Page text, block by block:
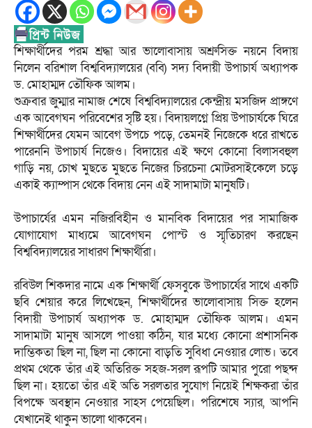
শিক্ষার্থীদের পরম শ্রদ্ধা আর ভালোবাসায় অশ্রুসিক্ত নয়নে বিদায়
নিলেন বরিশাল বিশ্ববিদ্যালয়ের (ববি) সদ্য বিদায়ী উপাচার্য অধ্যাপক
ড. মোহাম্মদ তৌফিক আলম।‎
‎শুক্রবার জুম্মার নামাজ শেষে বিশ্ববিদ্যালয়ের কেন্দ্রীয় মসজিদ প্রাঙ্গণে
এক আবেগঘন পরিবেশের সৃষ্টি হয়। বিদায়লগ্নে প্রিয় উপাচার্যকে ঘিরে
শিক্ষার্থীদের যেমন আবেগ উপচে পড়ে, তেমনই নিজেকে ধরে রাখতে
পারেননি উপাচার্য নিজেও। বিদায়ের এই ক্ষণে কোনো বিলাসবহুল
গাড়ি নয়, চোখ মুছতে মুছতে নিজের চিরচেনা মোটরসাইকেলে চড়ে
একাই ক্যাম্পাস থেকে বিদায় নেন এই সাদামাটা মানুষটি।
‎উপাচার্যের এমন নজিরবিহীন ও মানবিক বিদায়ের পর সামাজিক
যোগাযোগ মাধ্যমে আবেগঘন পোস্ট ও স্মৃতিচারণ করছেন
বিশ্ববিদ্যালয়ের সাধারণ শিক্ষার্থীরা।
‎রবিউল শিকদার নামে এক শিক্ষার্থী ফেসবুকে উপাচার্যের সাথে একটি
ছবি শেয়ার করে লিখেছেন, শিক্ষার্থীদের ভালোবাসায় সিক্ত হলেন
বিদায়ী উপাচার্য অধ্যাপক ড. মোহাম্মদ তৌফিক আলম। এমন
সাদামাটা মানুষ আসলে পাওয়া কঠিন, যার মধ্যে কোনো প্রশাসনিক
দাম্ভিকতা ছিল না, ছিল না কোনো বাড়তি সুবিধা নেওয়ার লোভ। তবে
প্রথম থেকে তাঁর এই অতিরিক্ত সহজ-সরল রূপটি আমার পুরো পছন্দ
ছিল না। হয়তো তাঁর এই অতি সরলতার সুযোগ নিয়েই শিক্ষকরা তাঁর
বিপক্ষে অবস্থান নেওয়ার সাহস পেয়েছিল। পরিশেষে স্যার, আপনি
যেখানেই থাকুন ভালো থাকবেন।